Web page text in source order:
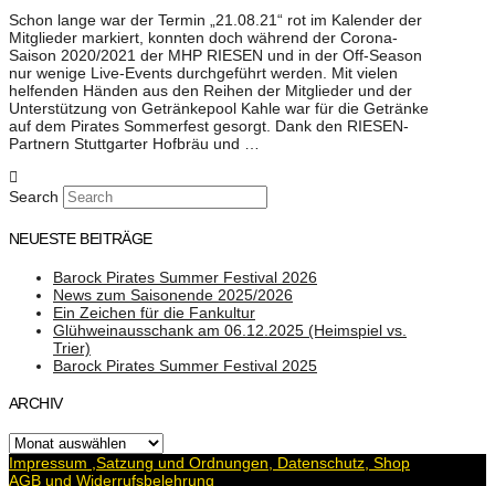
Schon lange war der Termin „21.08.21“ rot im Kalender der
Mitglieder markiert, konnten doch während der Corona-
Saison 2020/2021 der MHP RIESEN und in der Off-Season
nur wenige Live-Events durchgeführt werden. Mit vielen
helfenden Händen aus den Reihen der Mitglieder und der
Unterstützung von Getränkepool Kahle war für die Getränke
auf dem Pirates Sommerfest gesorgt. Dank den RIESEN-
Partnern Stuttgarter Hofbräu und …
Search
NEUESTE BEITRÄGE
Barock Pirates Summer Festival 2026
News zum Saisonende 2025/2026
Ein Zeichen für die Fankultur
Glühweinausschank am 06.12.2025 (Heimspiel vs.
Trier)
Barock Pirates Summer Festival 2025
ARCHIV
Archiv
Impressum ,Satzung und Ordnungen, Datenschutz, Shop
AGB und Widerrufsbelehrung